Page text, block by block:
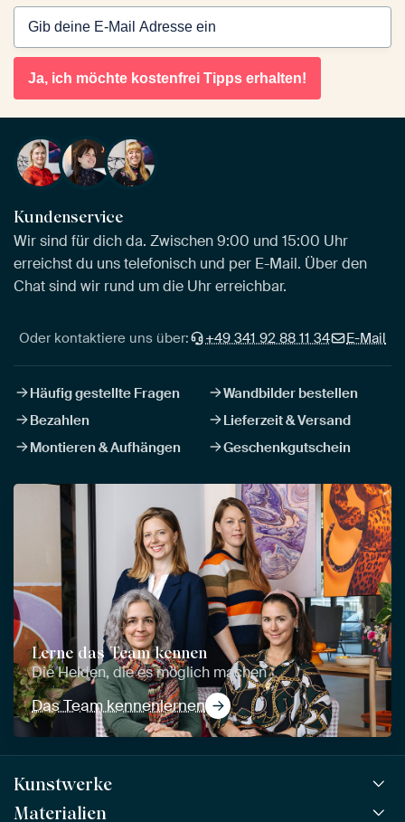
Ja, ich möchte kostenfrei Tipps erhalten!
Kundenservice
Wir sind für dich da. Zwischen 9:00 und 15:00 Uhr
erreichst du uns telefonisch und per E-Mail. Über den
Chat sind wir rund um die Uhr erreichbar.
Oder kontaktiere uns über: +49 341 92 88 11 34 E-Mail
Häufig gestellte Fragen
Wandbilder bestellen
Bezahlen
Lieferzeit & Versand
Montieren & Aufhängen
Geschenkgutschein
Lerne das Team kennen
Die Helden, die es möglich machen
Das Team kennenlernen
Kunstwerke
Alle Kunstwerke
Materialien